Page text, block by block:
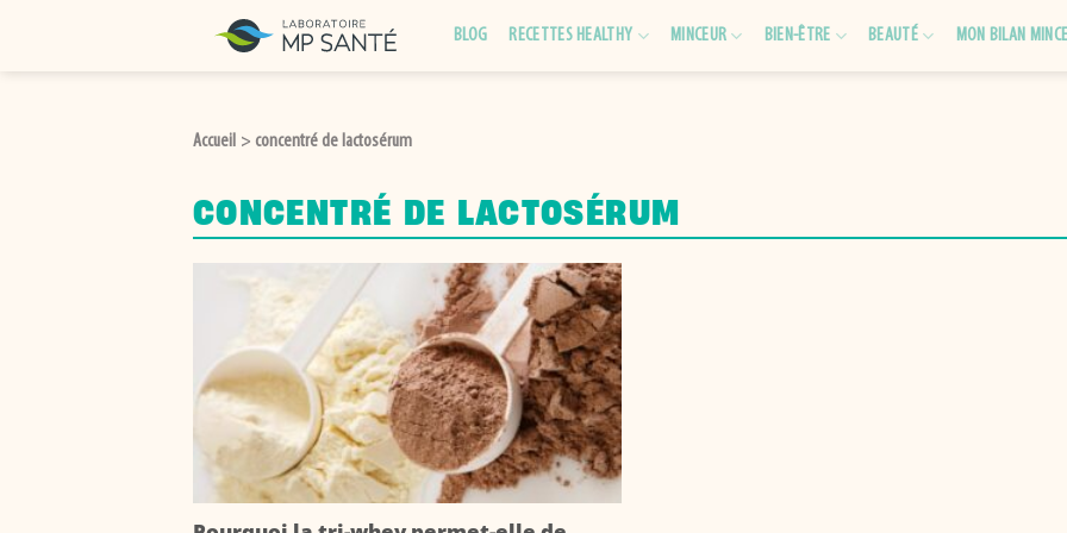
BLOG RECETTES HEALTHY MINCEUR BIEN-ÊTRE BEAUTÉ MON BILAN
Accueil > concentré de lactosérum
CONCENTRÉ DE LACTOSÉRUM